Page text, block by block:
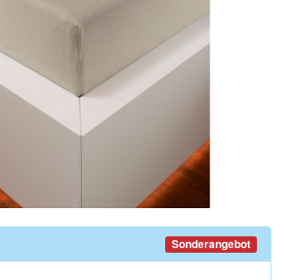
Sonderangebot